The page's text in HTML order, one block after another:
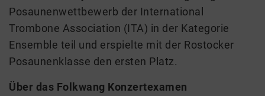
Posaunenwettbewerb der International
Trombone Association (ITA) in der Kategorie
Ensemble teil und erspielte mit der Rostocker
Posaunenklasse den ersten Platz.
Über das Folkwang Konzertexamen